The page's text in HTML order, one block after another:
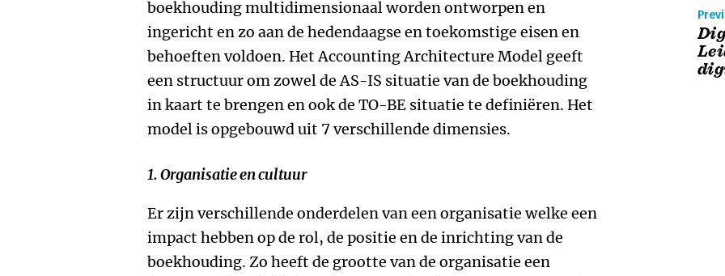
boekhouding multidimensionaal worden ontworpen en
ingericht en zo aan de hedendaagse en toekomstige eisen en
behoeften voldoen. Het Accounting Architecture Model geeft
een structuur om zowel de AS-IS situatie van de boekhouding
in kaart te brengen en ook de TO-BE situatie te definiëren. Het
model is opgebouwd uit 7 verschillende dimensies.
1. Organisatie en cultuur
Er zijn verschillende onderdelen van een organisatie welke een
impact hebben op de rol, de positie en de inrichting van de
boekhouding. Zo heeft de grootte van de organisatie een